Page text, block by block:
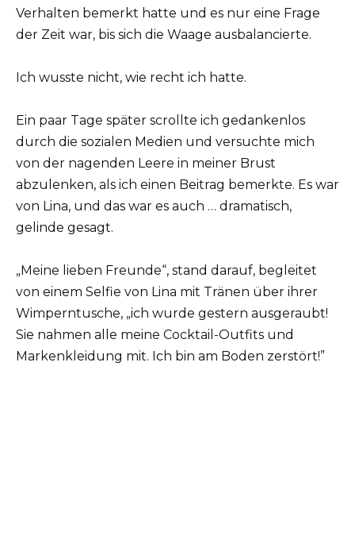
Verhalten bemerkt hatte und es nur eine Frage
der Zeit war, bis sich die Waage ausbalancierte.
Ich wusste nicht, wie recht ich hatte.
Ein paar Tage später scrollte ich gedankenlos
durch die sozialen Medien und versuchte mich
von der nagenden Leere in meiner Brust
abzulenken, als ich einen Beitrag bemerkte. Es war
von Lina, und das war es auch … dramatisch,
gelinde gesagt.
„Meine lieben Freunde“, stand darauf, begleitet
von einem Selfie von Lina mit Tränen über ihrer
Wimperntusche, „ich wurde gestern ausgeraubt!
Sie nahmen alle meine Cocktail-Outfits und
Markenkleidung mit. Ich bin am Boden zerstört!”